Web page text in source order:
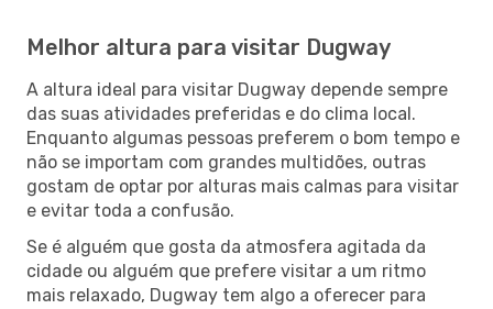
Melhor altura para visitar Dugway
A altura ideal para visitar Dugway depende sempre
das suas atividades preferidas e do clima local.
Enquanto algumas pessoas preferem o bom tempo e
não se importam com grandes multidões, outras
gostam de optar por alturas mais calmas para visitar
e evitar toda a confusão.
Se é alguém que gosta da atmosfera agitada da
cidade ou alguém que prefere visitar a um ritmo
mais relaxado, Dugway tem algo a oferecer para